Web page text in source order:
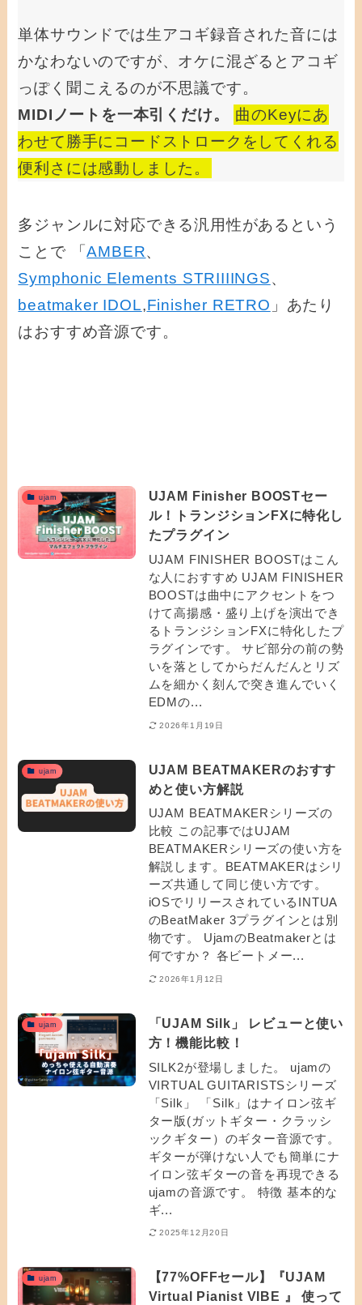
単体サウンドでは生アコギ録音された音には
かなわないのですが、オケに混ざるとアコギ
っぽく聞こえるのが不思議です。
MIDIノートを一本引くだけ。
曲のKeyにあ
わせて勝手にコードストロークをしてくれる
便利さには感動しました。
多ジャンルに対応できる汎用性があるという
ことで 「AMBER、
Symphonic Elements STRIIIINGS、
beatmaker IDOL,Finisher RETRO 」あたり
はおすすめ音源です。
ujam
UJAM Finisher BOOSTセー
ル！トランジションFXに特化し
たプラグイン
UJAM FINISHER BOOSTはこん
な人におすすめ UJAM FINISHER
BOOSTは曲中にアクセントをつ
けて高揚感・盛り上げを演出でき
るトランジションFXに特化したプ
ラグインです。 サビ部分の前の勢
いを落としてからだんだんとリズ
ムを細かく刻んで突き進んでいく
EDMの...
2026年1月19日
ujam
UJAM BEATMAKERのおすす
めと使い方解説
UJAM BEATMAKERシリーズの
比較 この記事ではUJAM
BEATMAKERシリーズの使い方を
解説します。BEATMAKERはシリ
ーズ共通して同じ使い方です。
iOSでリリースされているINTUA
のBeatMaker 3プラグインとは別
物です。 UjamのBeatmakerとは
何ですか？ 各ビートメー...
2026年1月12日
ujam
「UJAM Silk」 レビューと使い
方！機能比較！
SILK2が登場しました。 ujamの
VIRTUAL GUITARISTSシリーズ
「Silk」 「Silk」はナイロン弦ギ
ター版(ガットギター・クラッシ
ックギター）のギター音源です。
ギターが弾けない人でも簡単にナ
イロン弦ギターの音を再現できる
ujamの音源です。 特徴 基本的な
ギ...
2025年12月20日
ujam
【77%OFFセール】『UJAM
Virtual Pianist VIBE 』 使って